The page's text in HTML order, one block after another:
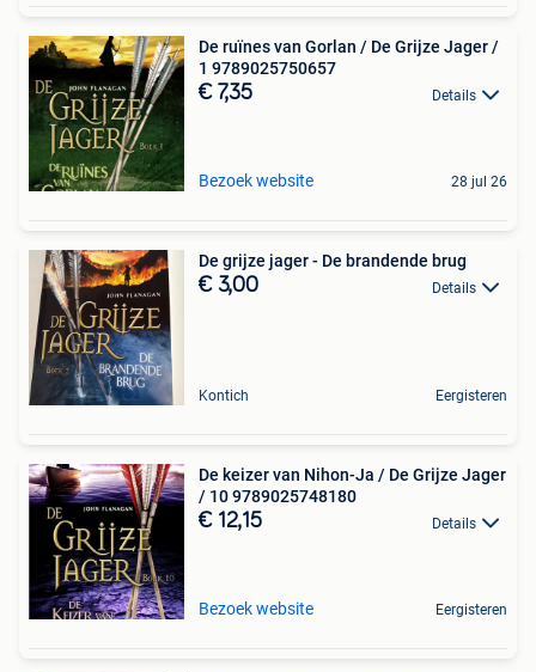
De ruïnes van Gorlan / De Grijze Jager /
1 9789025750657
€ 7,35 Details
Bezoek website 28 jul 26
De grijze jager - De brandende brug
€ 3,00 Details
Kontich Eergisteren
De keizer van Nihon-Ja / De Grijze Jager
/ 10 9789025748180
€ 12,15 Details
Bezoek website Eergisteren